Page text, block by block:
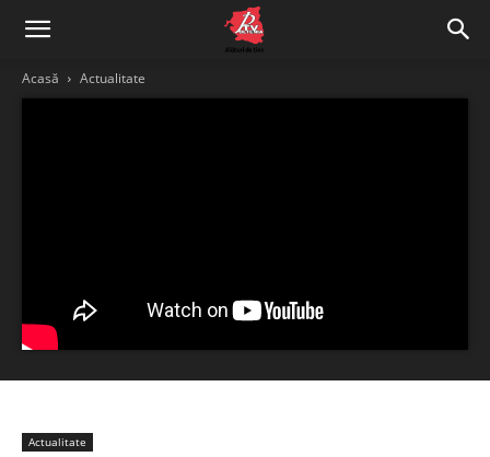
Acasă Actualitate
Actualitate